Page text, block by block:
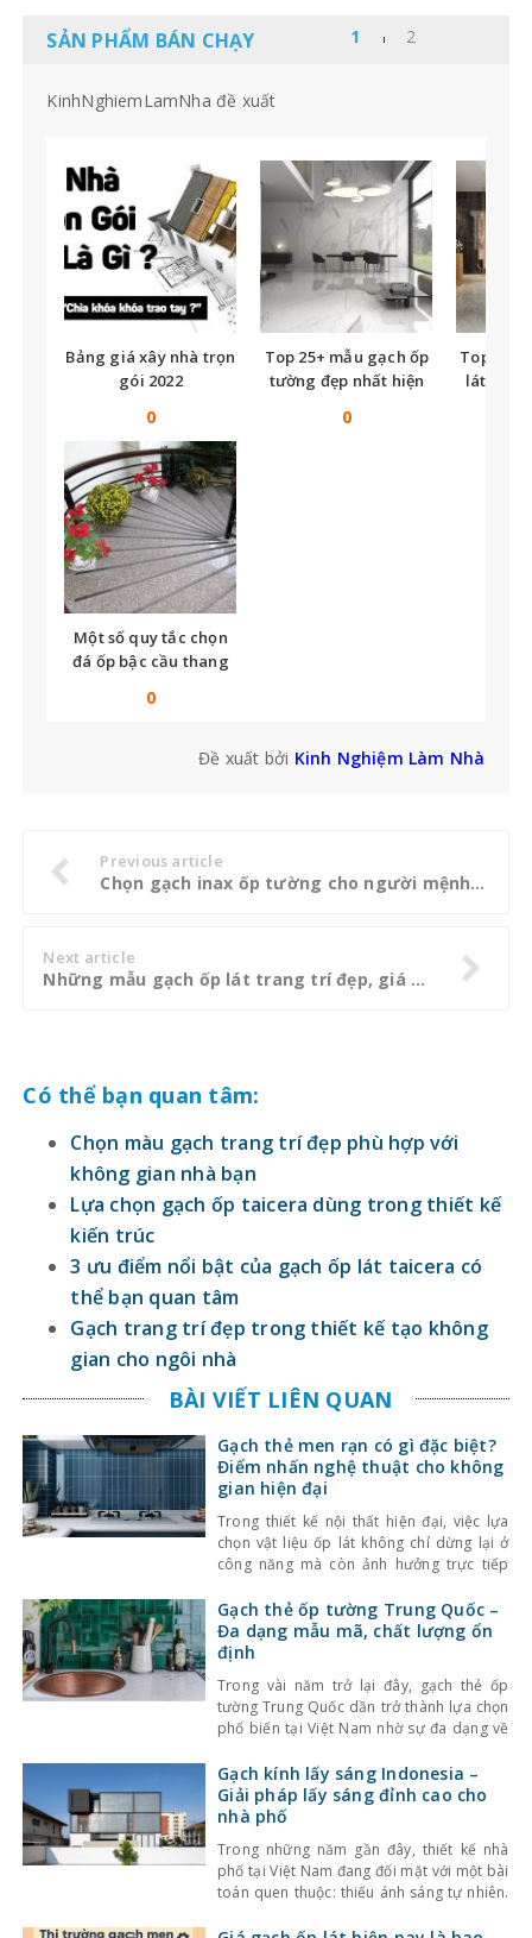
SẢN PHẨM BÁN CHẠY
KinhNghiemLamNha đề xuất
Bảng giá xây nhà trọn
gói 2022
0
Top 25+ mẫu gạch ốp
tường đẹp nhất hiện
0
Top
lát nền
Một số quy tắc chọn
đá ốp bậc cầu thang
0
Đề xuất bởi Kinh Nghiệm Làm Nhà
Previous article
Chọn gạch inax ốp tường cho người mệnh Mộc phát tài lộc đón bình an
Next article
Những mẫu gạch ốp lát trang trí đẹp, giá rẻ trên thị trường hiện nay
Có thể bạn quan tâm:
Chọn màu gạch trang trí đẹp phù hợp với
không gian nhà bạn
Lựa chọn gạch ốp taicera dùng trong thiết kế
kiến trúc
3 ưu điểm nổi bật của gạch ốp lát taicera có
thể bạn quan tâm
Gạch trang trí đẹp trong thiết kế tạo không
gian cho ngôi nhà
BÀI VIẾT LIÊN QUAN
Gạch thẻ men rạn có gì đặc biệt?
Điểm nhấn nghệ thuật cho không
gian hiện đại
Trong thiết kế nội thất hiện đại, việc lựa
chọn vật liệu ốp lát không chỉ dừng lại ở
công năng mà còn ảnh hưởng trực tiếp
Một trong những lựa chọn nổi bật gần đây
là gạch thẻ men rạn – dòng gạch ốp lát
Gạch thẻ ốp tường Trung Quốc –
Đa dạng mẫu mã, chất lượng ổn
định
Trong vài năm trở lại đây, gạch thẻ ốp
tường Trung Quốc dần trở thành lựa chọn
phổ biến tại Việt Nam nhờ sự đa dạng về
Bên cạnh đó, chất lượng sản phẩm cũng
không ngừng được cải thiện, đáp ứng tốt
nhu cầu sử
Gạch kính lấy sáng Indonesia –
Giải pháp lấy sáng đỉnh cao cho
nhà phố
Trong những năm gần đây, thiết kế nhà
phố tại Việt Nam đang đối mặt với một bài
toán quen thuộc: thiếu ánh sáng tự nhiên.